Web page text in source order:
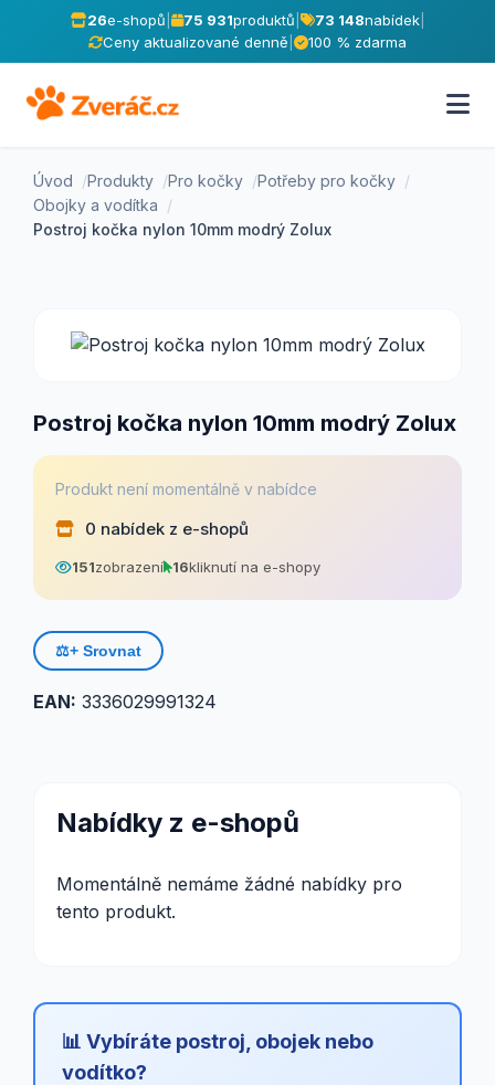
26e-shopů 75 931produktů 73 148nabídek|
Ceny aktualizované denně
100 % zdarma
Úvod Produkty Pro kočky
Potřeby pro kočky
Obojky a vodítka
Postroj kočka nylon 10mm modrý Zolux
Postroj kočka nylon 10mm modrý Zolux
Produkt není momentálně v nabídce
0 nabídek z e-shopů
151zobrazení 16kliknutí na e-shopy
⚖️+ Srovnat
EAN: 3336029991324
Nabídky z e-shopů
Momentálně nemáme žádné nabídky pro
tento produkt.
📊 Vybíráte postroj, obojek nebo
vodítko?